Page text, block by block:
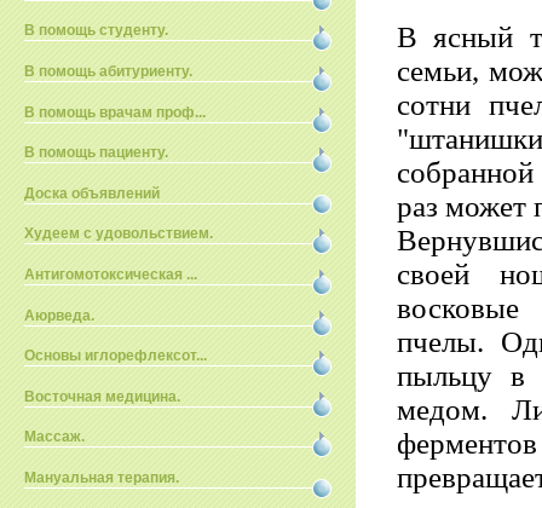
В помощь студенту.
В помощь абитуриенту.
В помощь врачам проф...
В помощь пациенту.
Доска объявлений
Худеем с удовольствием.
Антигомотоксическая ...
Аюрведа.
Основы иглорефлексот...
Восточная медицина.
Массаж.
Мануальная терапия.
В ясный
семьи,
сотни
раз может
своей
восковые
пчелы.
пыльцу в
медом.